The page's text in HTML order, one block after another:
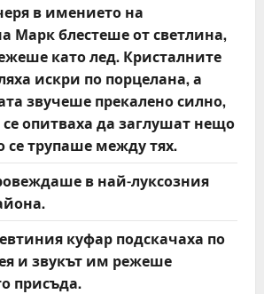
в имението на
Марк блестеше от светлина,
като лед. Кристалните
искри по порцелана, а
звучеше прекалено силно,
опитваха да заглушат нещо
се трупаше между тях.
в най-луксозния
куфар подскачаха по
и звукът им режеше
присъда.